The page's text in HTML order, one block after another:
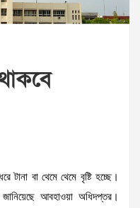
টানা বা থেমে থেমে বৃষ্টি হচ্ছে।
আবহাওয়া অধিদপ্তর।